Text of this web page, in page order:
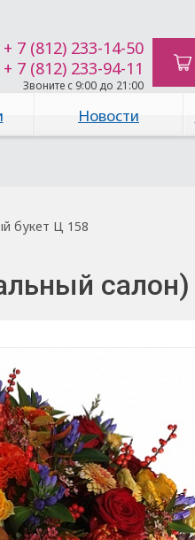
+ 7 (812) 233-14-50
+ 7 (812) 233-94-11
Звоните с 9:00 до 21:00
Новости
букет Ц 158
салон)